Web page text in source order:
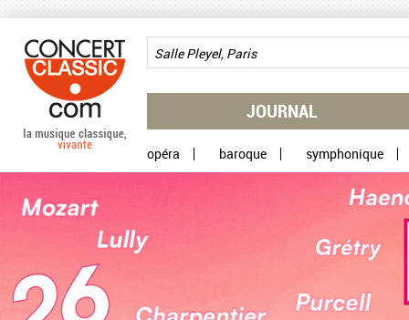
JOURNAL
opéra baroque symphonique